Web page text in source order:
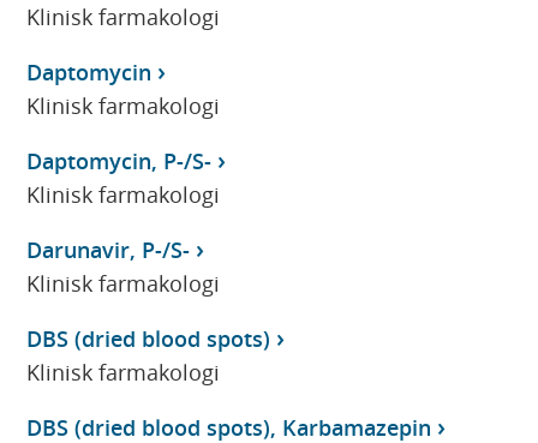
Klinisk farmakologi
Daptomycin
Klinisk farmakologi
Daptomycin, P-/S-
Klinisk farmakologi
Darunavir, P-/S-
Klinisk farmakologi
DBS (dried blood spots)
Klinisk farmakologi
DBS (dried blood spots), Karbamazepin